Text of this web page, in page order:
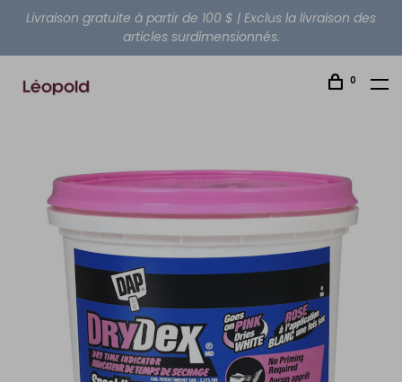
Livraison gratuite à partir de 100 $ | Exclus la livraison des
articles surdimensionnés.
0